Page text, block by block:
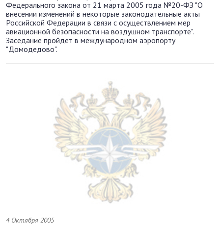
Федерального закона от 21 марта 2005 года №20-ФЗ "О
внесении изменений в некоторые законодательные акты
Российской Федерации в связи с осуществлением мер
авиационной безопасности на воздушном транспорте".
Заседание пройдет в международном аэропорту
"Домодедово".
4 Октября 2005